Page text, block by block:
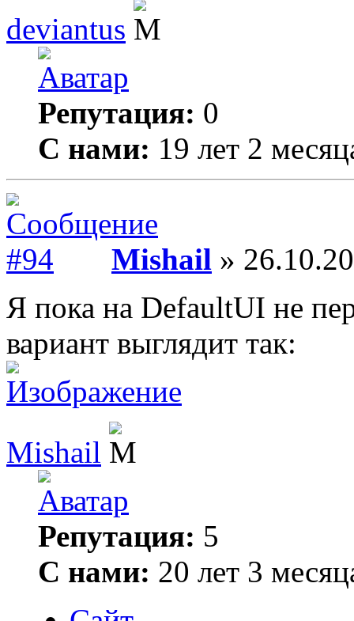
deviantus
Репутация: 0
С нами: 19 лет 2
Mishail »
Я пока на DefaultUI не
вариант выглядит так:
Mishail
Репутация: 5
С нами: 20 лет 3